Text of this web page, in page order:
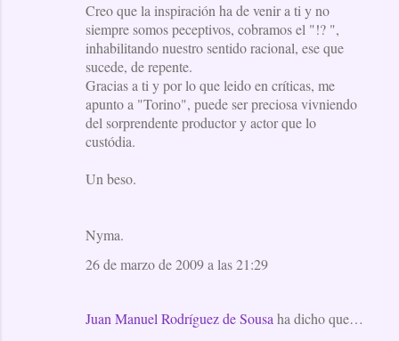
Creo que la inspiración ha de venir a ti y no
siempre somos peceptivos, cobramos el "!? ",
inhabilitando nuestro sentido racional, ese que
sucede, de repente.
Gracias a ti y por lo que leido en críticas, me
apunto a "Torino", puede ser preciosa vivniendo
del sorprendente productor y actor que lo
custódia.
Un beso.
Nyma.
26 de marzo de 2009 a las 21:29
Juan Manuel Rodríguez de Sousa ha dicho que…